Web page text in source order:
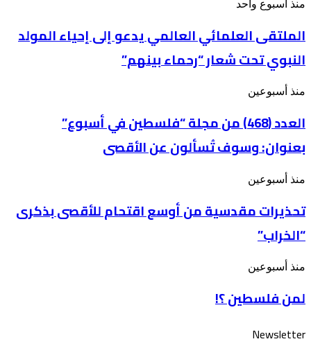
بعنوان: أين
من
يجري
فلسطين
الملتقى
العالمي
يدعو
إلى
إحياء
المولد
النبوي
شعار
بينهم”
منذ أسبوع واحد
الملتقى العلمائي العالمي يدعو إلى إحياء المولد
النبوي تحت شعار “رحماء بينهم”
العدد
من
مجلة
“فلسطين
في
أسبوع”
بعنوان: وسوف
عن
الأقصى
منذ أسبوعين
العدد (468) من مجلة “فلسطين في أسبوع”
بعنوان: وسوف تُسألون عن الأقصى
تحذيرات
من
أوسع
اقتحام
للأقصى
بذكرى
“الخراب”
منذ أسبوعين
تحذيرات مقدسية من أوسع اقتحام للأقصى بذكرى
“الخراب”
لمن
؟!
منذ أسبوعين
لمن فلسطين ؟!
Newsletter